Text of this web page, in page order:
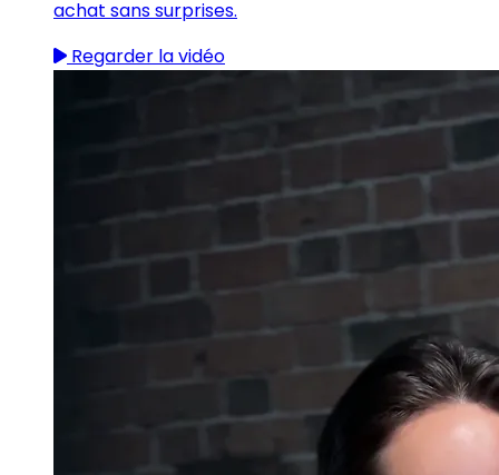
achat sans surprises.
Regarder la vidéo